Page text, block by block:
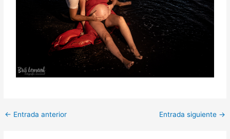
← Entrada anterior Entrada siguiente →